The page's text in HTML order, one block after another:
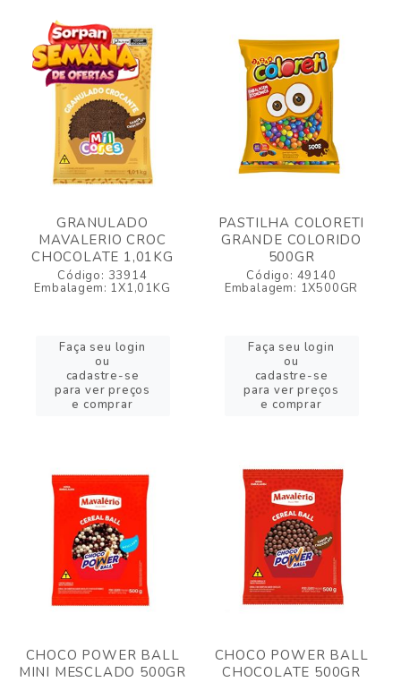
GRANULADO
MAVALERIO CROC
CHOCOLATE 1,01KG
Código: 33914
Embalagem: 1X1,01KG
Faça seu login
ou
cadastre-se
para ver preços
e comprar
PASTILHA COLORETI
GRANDE COLORIDO
500GR
Código: 49140
Embalagem: 1X500GR
Faça seu login
ou
cadastre-se
para ver preços
e comprar
CHOCO POWER BALL
MINI MESCLADO 500GR
CHOCO POWER BALL
CHOCOLATE 500GR